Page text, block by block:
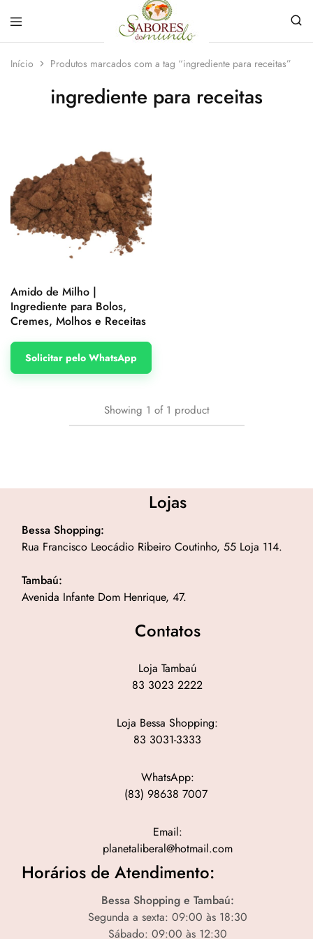
do
Mundo
loja
de
e
Especiarias
Início Produtos marcados com a tag “ingrediente para receitas”
ingrediente para receitas
Amido de Milho |
Ingrediente para Bolos,
Cremes, Molhos e Receitas
Solicitar pelo WhatsApp
Showing 1 of 1 product
Lojas
Bessa Shopping:
Rua Francisco Leocádio Ribeiro Coutinho, 55 Loja 114.
Tambaú:
Avenida Infante Dom Henrique, 47.
Contatos
Loja Tambaú
83 3023 2222
Loja Bessa Shopping:
83 3031-3333
WhatsApp:
(83) 98638 7007
Email:
planetaliberal@hotmail.com
Horários de Atendimento:
Bessa Shopping e Tambaú:
Segunda a sexta: 09:00 às 18:30
Sábado: 09:00 às 12:30